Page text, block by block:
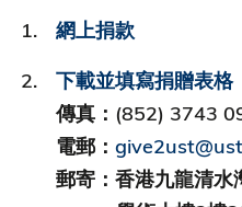
網上捐款
下載並填寫捐贈表格
傳真：(852) 3743
電郵：
郵寄：香港九龍清水